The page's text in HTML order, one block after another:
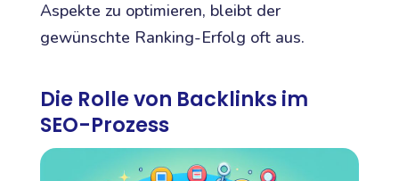
Aspekte zu optimieren, bleibt der
gewünschte Ranking-Erfolg oft aus.
Die Rolle von Backlinks im
SEO-Prozess